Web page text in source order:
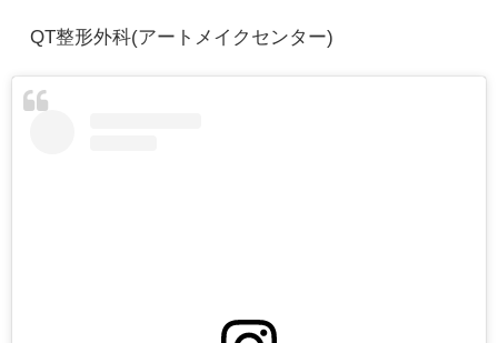
QT整形外科(アートメイクセンター)